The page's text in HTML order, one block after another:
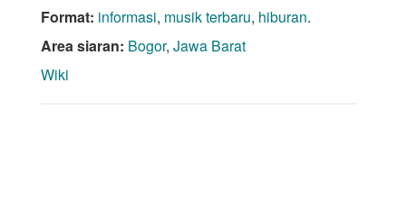
Format: informasi, musik terbaru, hiburan.
Area siaran: Bogor, Jawa Barat
Wiki